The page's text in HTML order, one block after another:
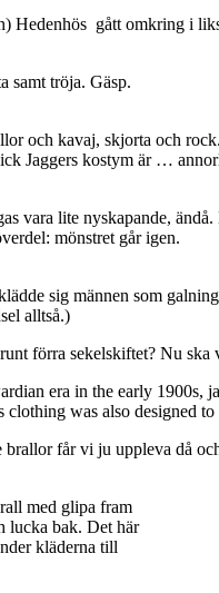
Hedenhös gått omkring i
samt tröja. Gäsp.
och kavaj, skjorta och
Jaggers kostym är …
vara lite nyskapande,
mönstret går igen.
sig männen som
alltså.)
förra sekelskiftet? Nu
era in the early 1900s,
clothing was also designed
brallor får vi ju uppleva då
med glipa fram
lucka bak. Det här
kläderna till